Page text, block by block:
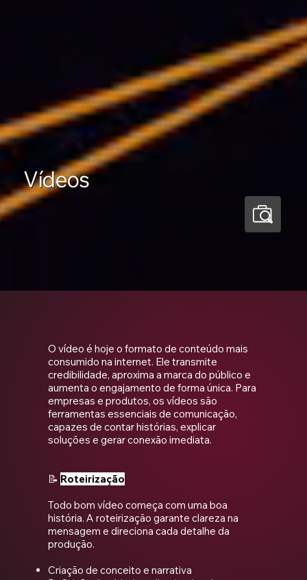
Vídeos
O vídeo é hoje o formato de conteúdo mais
consumido na internet. Ele transmite
credibilidade, aproxima a marca do público e
aumenta o engajamento de forma única. Para
empresas e produtos, os vídeos são
ferramentas essenciais de comunicação,
capazes de contar histórias, explicar
soluções e gerar conexão imediata.
📝 Roteirização
Todo bom vídeo começa com uma boa
história. A roteirização garante clareza na
mensagem e direciona cada detalhe da
produção.
Criação de conceito e narrativa